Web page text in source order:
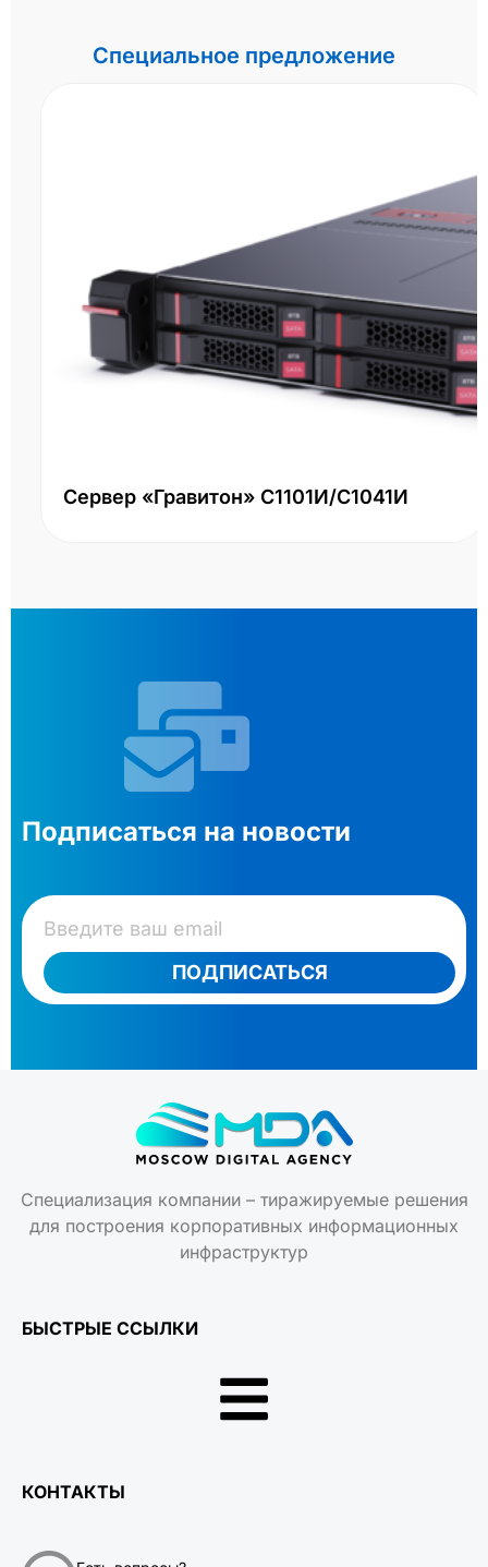
Специальное предложение
Сервер «Гравитон» С1101И/С1041И
Подписаться на новости
ПОДПИСАТЬСЯ
Специализация компании – тиражируемые решения
для построения корпоративных информационных
инфраструктур
БЫСТРЫЕ ССЫЛКИ
КОНТАКТЫ